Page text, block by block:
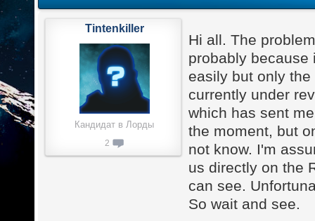
Hi all. The
probably because
easily but only
currently under
which has sent
the moment, but
not know. I'm
us directly on the
can see.
So wait and see.
Tintenkiller
Кандидат в Лорды
2